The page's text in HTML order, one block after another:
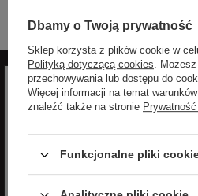
Zapisz się do
aby otrzymywać
Dbamy o Twoją prywatność
Sklep korzysta z plików cookie w
Polityką dotyczącą cookies.
przechowywania lub dostępu do
Więcej informacji na temat
znaleźć także na stronie
Funkcjonalne pliki